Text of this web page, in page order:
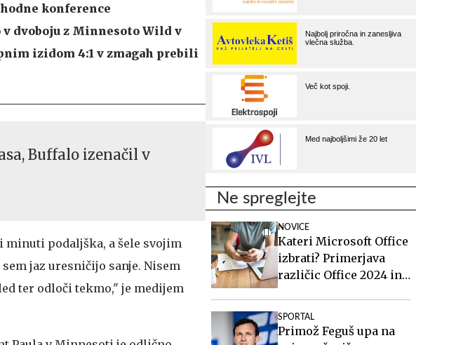
konference
v dvoboju z Minnesoto Wild v
izidom 4:1 v zmagah prebili
Buffalo izenačil v
minuti podaljška, a šele svojim
jaz uresničijo sanje. Nisem
ter odloči tekmo," je medijem
Ne spreglejte
NOVICE
Kateri Microsoft Office
izbrati? Primerjava
različic Office 2024 in
SPORTAL
Primož Feguš upa na